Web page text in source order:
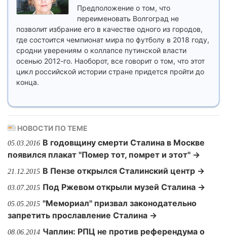
Предположение о том, что
переименовать Волгоград не
позволит избрание его в качестве одного из городов,
где состоится чемпионат мира по футболу в 2018 году,
сродни уверениям о коллапсе путинской власти
осенью 2012-го. Наоборот, все говорит о том, что этот
цикл российской истории стране придется пройти до
конца.
НОВОСТИ ПО ТЕМЕ
05.03.2016 В годовщину смерти Сталина в Москве
появился плакат "Помер тот, помрет и этот" →
21.12.2015 В Пензе открылся Сталинский центр →
03.07.2015 Под Ржевом открыли музей Сталина →
05.05.2015 "Мемориал" призвал законодательно
запретить прославление Сталина →
08.06.2014 Чаплин: РПЦ не против референдума о